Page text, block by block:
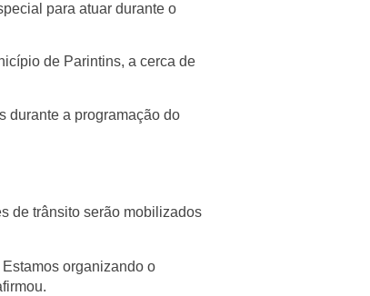
para atuar durante o
de Parintins, a cerca de
durante a programação do
de trânsito serão mobilizados
organizando o